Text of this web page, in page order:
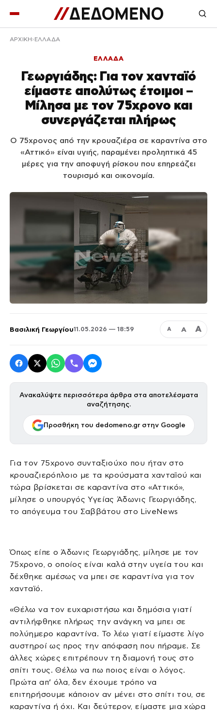
ΑΡΧΙΚΉ ΕΛΛΑΔΑ
ΕΛΛΑΔΑ
Γεωργιάδης: Για τον χανταϊό
είμαστε απολύτως έτοιμοι –
Μίλησα με τον 75χρονο και
συνεργάζεται πλήρως
Ο 75χρονος από την κρουαζιέρα σε καραντίνα στο
«Αττικό» είναι υγιής, παραμένει προληπτικά 45
μέρες για την αποφυγή ρίσκου που επηρεάζει
τουρισμό και οικονομία.
Βασιλική Γεωργίου11.05.2026 — 18:59 Α Α Α
Ανακαλύψτε περισσότερα άρθρα στα αποτελέσματα
αναζήτησης.
Προσθήκη του dedomeno.gr στην Google
Για τον 75χρονο συνταξιούχο που ήταν στο
κρουαζιερόπλοιο με τα κρούσματα χανταϊού και
τώρα βρίσκεται σε καραντίνα στο «Αττικό»,
μίλησε ο υπουργός Υγείας Άδωνις Γεωργιάδης,
το απόγευμα του Σαββάτου στο LiveNews
Όπως είπε ο Άδωνις Γεωργιάδης, μίλησε με τον
75χρονο, ο οποίος είναι καλά στην υγεία του και
δέχθηκε αμέσως να μπει σε καραντίνα για τον
χανταϊό.
«Θέλω να τον ευχαριστήσω και δημόσια γιατί
αντιλήφθηκε πλήρως την ανάγκη να μπει σε
πολύημερο καραντίνα. Το λέω γιατί είμαστε λίγο
αυστηροί ως προς την απόφαση που πήραμε. Σε
άλλες χώρες επιτρέπουν τη διαμονή τους στο
σπίτι τους. Θέλω να πω ποιος είναι ο λόγος.
Πρώτα απ’ όλα, δεν έχουμε τρόπο να
επιτηρήσουμε κάποιον αν μένει στο σπίτι του, σε
καραντίνα ή όχι. Και δεύτερον, είμαστε μια χώρα